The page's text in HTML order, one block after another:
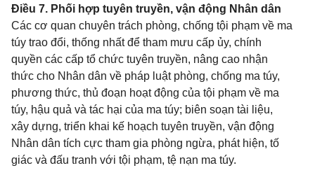
Điều 7. Phối hợp tuyên truyền, vận động Nhân dân
Các cơ quan chuyên trách phòng, chống tội phạm về ma
túy trao đổi, thống nhất để tham mưu cấp ủy, chính
quyền các cấp tổ chức tuyên truyền, nâng cao nhận
thức cho Nhân dân về pháp luật phòng, chống ma túy,
phương thức, thủ đoạn hoạt động của tội phạm về ma
túy, hậu quả và tác hại của ma túy; biên soạn tài liệu,
xây dựng, triển khai kế hoạch tuyên truyền, vận động
Nhân dân tích cực tham gia phòng ngừa, phát hiện, tố
giác và đấu tranh với tội phạm, tệ nạn ma túy.